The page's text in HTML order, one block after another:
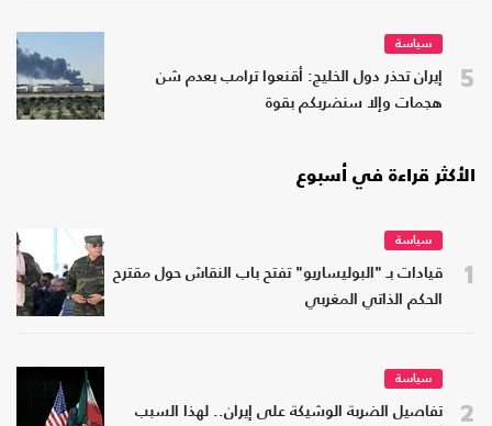
5
سياسة
إيران تحذر دول الخليج: أقنعوا ترامب بعدم شن
هجمات وإلا سنضربكم بقوة
الأكثر قراءة في أسبوع
1
سياسة
قيادات بـ "البوليساريو" تفتح باب النقاش حول مقترح
الحكم الذاتي المغربي
2
سياسة
تفاصيل الضربة الوشيكة على إيران.. لهذا السبب